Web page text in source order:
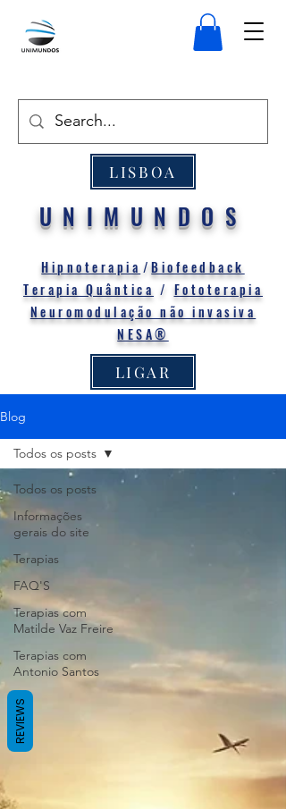
LISBOA
UNIMUNDOS
Hipnoterapia /Biofeedback
Terapia Quântica / Fototerapia
Neuromodulação não invasiva
NESA®
LIGAR
Blog
Todos os posts
Informações
gerais do site
Terapias
FAQ'S
Terapias com
Matilde Vaz Freire
Terapias com
Antonio Santos
Todos os posts
REVIEWS